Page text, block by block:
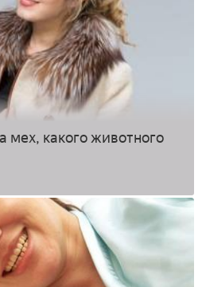
мех, какого животного